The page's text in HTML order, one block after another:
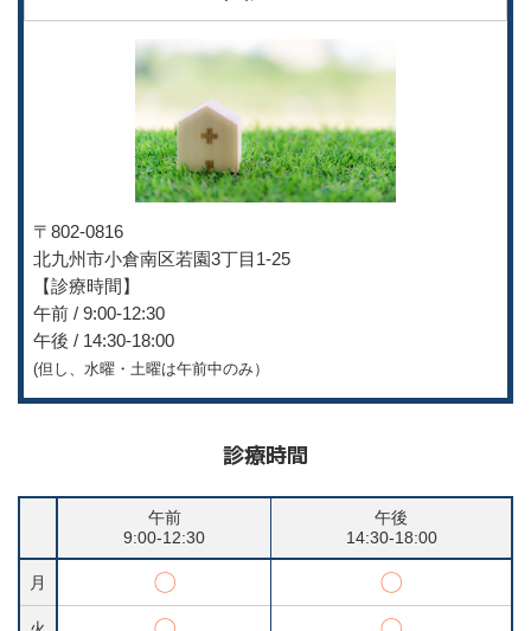
〒802-0816
北九州市小倉南区若園3丁目 1-25
【診療時間】
午前 / 9:00-12:30
午後 / 14:30-18:00
(但し、水曜・土曜は午前中のみ）
診療時間
午前
9:00-12:30
午後
14:30-18:00
月 〇 〇